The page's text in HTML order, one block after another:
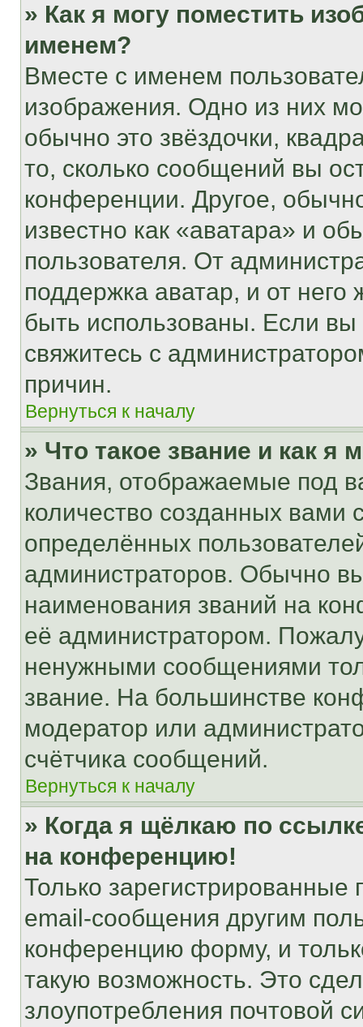
» Как я могу поместить
именем?
Вместе с именем
изображения. Одно из них
обычно это звёздочки,
то, сколько сообщений вы
конференции. Другое,
известно как «аватара» и
пользователя. От
поддержка аватар, и от него
быть использованы. Если
свяжитесь с
причин.
Вернуться к началу
» Что такое звание и как я
Звания, отображаемые под
количество созданных
определённых
администраторов. Обычно
наименования званий на
её администратором.
ненужными сообщениями
звание. На большинстве
модератор или
счётчика сообщений.
Вернуться к началу
» Когда я щёлкаю по
на конференцию!
Только зарегистрированные
email-сообщения другим
конференцию форму, и
такую возможность. Это
злоупотребления почтовой